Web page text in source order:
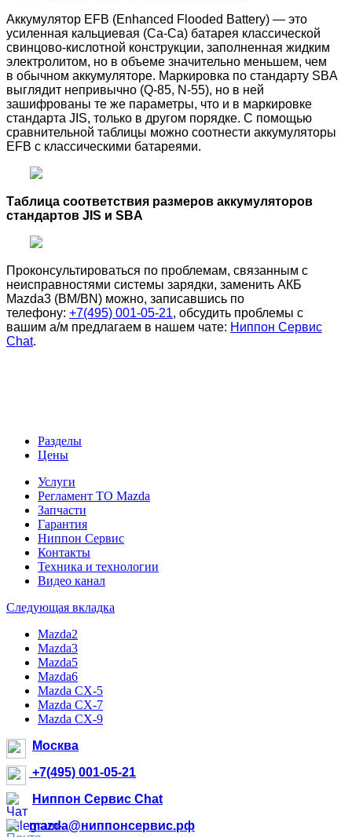
Аккумулятор EFB (Enhanced Flooded Battery) — это
усиленная кальциевая (Ca-Ca) батарея классической
свинцово-кислотной конструкции, заполненная жидким
электролитом, но в объеме значительно меньшем, чем
в обычном аккумуляторе. Маркировка по стандарту SBA
выглядит непривычно (Q-85, N-55), но в ней
зашифрованы те же параметры, что и в маркировке
стандарта JIS, только в другом порядке. С помощью
сравнительной таблицы можно соотнести аккумуляторы
EFB c классическими батареями.
Таблица соответствия размеров аккумуляторов
стандартов JIS и SBA
Проконсультироваться по проблемам, связанным с
неисправностями системы зарядки, заменить АКБ
Mazda3 (BM/BN) можно, записавшись по
телефону: +7(495) 001-05-21, обсудить проблемы с
вашим а/м предлагаем в нашем чате: Ниппон Сервис
Chat.
Разделы
Цены
Услуги
Регламент ТО Mazda
Запчасти
Гарантия
Ниппон Сервис
Контакты
Техника и технологии
Видео канал
Следующая вкладка
Mazda2
Mazda3
Mazda5
Mazda6
Mazda CX-5
Mazda CX-7
Mazda CX-9
Москва
+7(495) 001-05-21
Ниппон Сервис Chat
mazda@ниппонсервис.рф